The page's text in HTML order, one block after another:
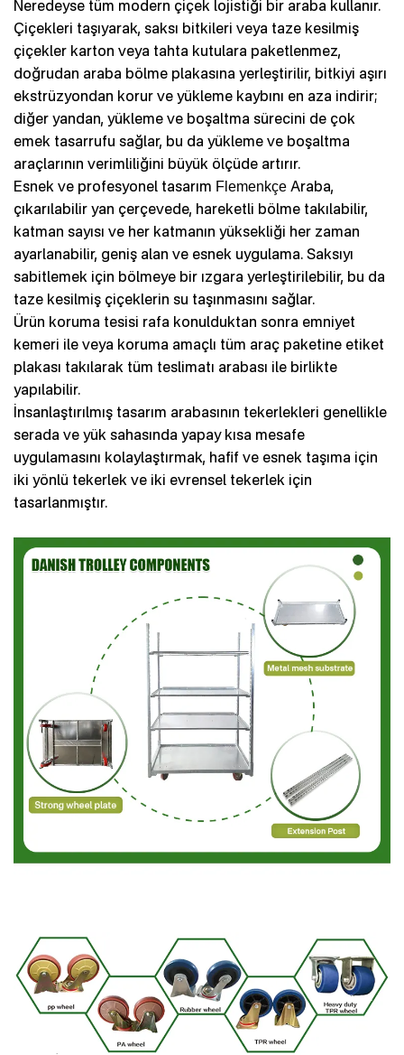
Neredeyse tüm modern çiçek lojistiği bir araba kullanır.
Çiçekleri taşıyarak, saksı bitkileri veya taze kesilmiş
çiçekler karton veya tahta kutulara paketlenmez,
doğrudan araba bölme plakasına yerleştirilir, bitkiyi aşırı
ekstrüzyondan korur ve yükleme kaybını en aza indirir;
diğer yandan, yükleme ve boşaltma sürecini de çok
emek tasarrufu sağlar, bu da yükleme ve boşaltma
araçlarının verimliliğini büyük ölçüde artırır.
Esnek ve profesyonel tasarım Flemenkçe Araba,
çıkarılabilir yan çerçevede, hareketli bölme takılabilir,
katman sayısı ve her katmanın yüksekliği her zaman
ayarlanabilir, geniş alan ve esnek uygulama. Saksıyı
sabitlemek için bölmeye bir ızgara yerleştirilebilir, bu da
taze kesilmiş çiçeklerin su taşınmasını sağlar.
Ürün koruma tesisi rafa konulduktan sonra emniyet
kemeri ile veya koruma amaçlı tüm araç paketine etiket
plakası takılarak tüm teslimatı arabası ile birlikte
yapılabilir.
İnsanlaştırılmış tasarım arabasının tekerlekleri genellikle
serada ve yük sahasında yapay kısa mesafe
uygulamasını kolaylaştırmak, hafif ve esnek taşıma için
iki yönlü tekerlek ve iki evrensel tekerlek için
tasarlanmıştır.